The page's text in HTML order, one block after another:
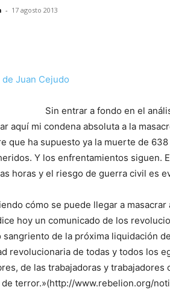
- 17 agosto 2013
de Juan Cejudo
Sin entrar a fondo en el
aquí mi condena absoluta a la
que ha supuesto ya la muerte de
Y los enfrentamientos siguen.
horas y el riesgo de guerra civil es
cómo se puede llegar a
hoy un comunicado de los
sangriento de la próxima liquidación
revolucionaria de todas y todos los
de las trabajadoras y
terror.»(http://www.rebelion.org/